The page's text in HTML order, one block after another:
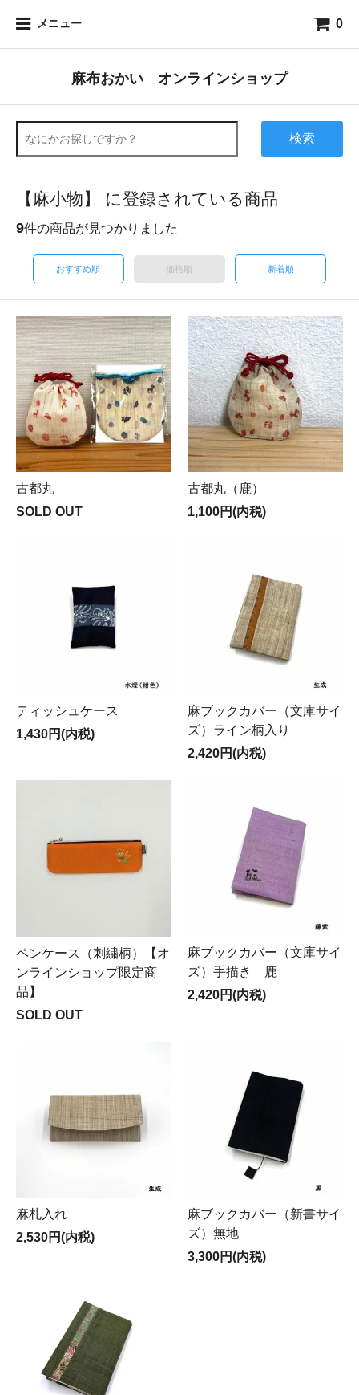
メニュー 0
麻布おかい オンラインショップ
検索
【麻小物】 に登録されている商品
9件の商品が見つかりました
おすすめ順 価格順 新着順
古都丸
SOLD OUT
古都丸（鹿）
1,100円(内税)
ティッシュケース
1,430円(内税)
麻ブックカバー（文庫サイ
ズ）ライン柄入り
2,420円(内税)
ペンケース（刺繍柄）【オ
ンラインショップ限定商
品】
SOLD OUT
麻ブックカバー（文庫サイ
ズ）手描き 鹿
2,420円(内税)
麻札入れ
2,530円(内税)
麻ブックカバー（新書サイ
ズ）無地
3,300円(内税)